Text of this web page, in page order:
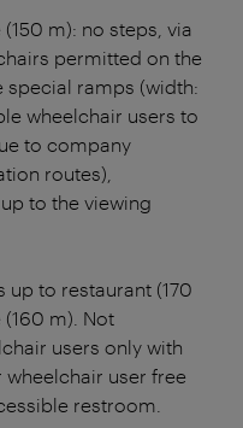
m): no steps, via
permitted on the
special ramps (width:
wheelchair users to
to company
routes),
to the viewing
up to restaurant (170
m). Not
users only with
user free
restroom.